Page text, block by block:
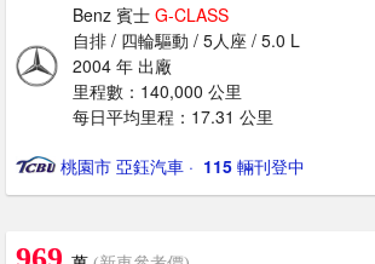
Benz 賓士 G-CLASS
自排 / 四輪驅動 / 5人座 / 5.0 L
2004 年 出廠
里程數：140,000 公里
每日平均里程：17.31 公里
桃園市 亞鈺汽車 · ‎ 115 輛刊登中